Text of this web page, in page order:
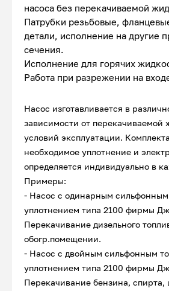
насоса без перекачиваемой
Патрубки резьбовые,
детали, исполнение на другие
сечения.
Исполнение для горячих
Работа при разрежении на
Насос изготавливается в
зависимости от перекачиваемой
условий эксплуатации.
необходимое уплотнение и
определяется индивидуально в
Примеры:
- Насос с одинарным
уплотнением типа 2100 фирмы
Перекачивание дизельного
обогр.помещении.
- Насос с двойным сильфонным
уплотнением типа 2100 фирмы
Перекачивание бензина, спирта,